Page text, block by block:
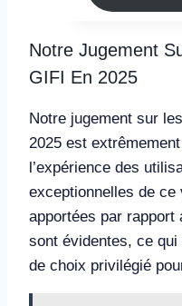
Notre Jugement
GIFI En 2025
Notre jugement sur
2025 est
l’expérience des
exceptionnelles de ce
apportées par rapport
sont évidentes, ce
de choix privilégié